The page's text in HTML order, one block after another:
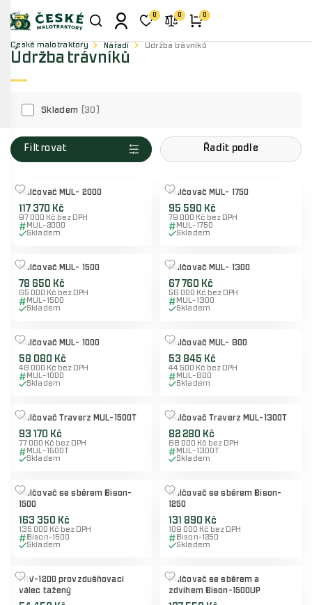
0 0 0
Údržba trávníků
České malotraktory Nářadí Údržba trávníků
Skladem 30
Filtrovat Řadit podle
Mulčovač MUL- 2000
117 370 Kč
97 000 Kč bez DPH
MUL-2000
Skladem
Mulčovač MUL- 1750
95 590 Kč
79 000 Kč bez DPH
MUL-1750
Skladem
Mulčovač MUL- 1500
78 650 Kč
65 000 Kč bez DPH
MUL-1500
Skladem
Mulčovač MUL- 1300
67 760 Kč
56 000 Kč bez DPH
MUL-1300
Skladem
Mulčovač MUL- 1000
58 080 Kč
48 000 Kč bez DPH
MUL-1000
Skladem
Mulčovač MUL- 800
53 845 Kč
44 500 Kč bez DPH
MUL-800
Skladem
Mulčovač Traverz MUL-1500T
93 170 Kč
77 000 Kč bez DPH
MUL-1500T
Skladem
Mulčovač Traverz MUL-1300T
82 280 Kč
68 000 Kč bez DPH
MUL-1300T
Skladem
Mulčovač se sběrem Bison-
1500
163 350 Kč
135 000 Kč bez DPH
Bison-1500
Skladem
Mulčovač se sběrem Bison-
1250
131 890 Kč
109 000 Kč bez DPH
Bison-1250
Skladem
PRV-1200 provzdušňovací
válec tažený
Mulčovač se sběrem a
zdvihem Bison-1500UP